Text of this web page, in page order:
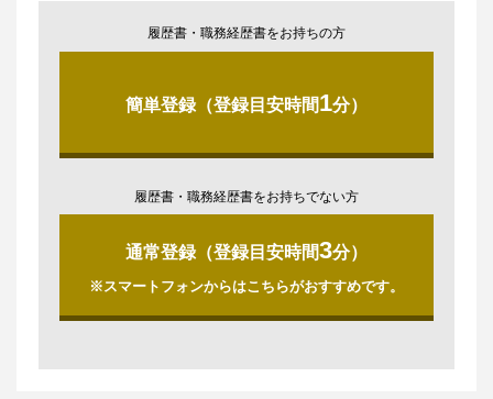
履歴書・職務経歴書をお持ちの方
簡単登録（登録目安時間1分）
履歴書・職務経歴書をお持ちでない方
通常登録（登録目安時間3分）
※スマートフォンからはこちらがおすすめです。